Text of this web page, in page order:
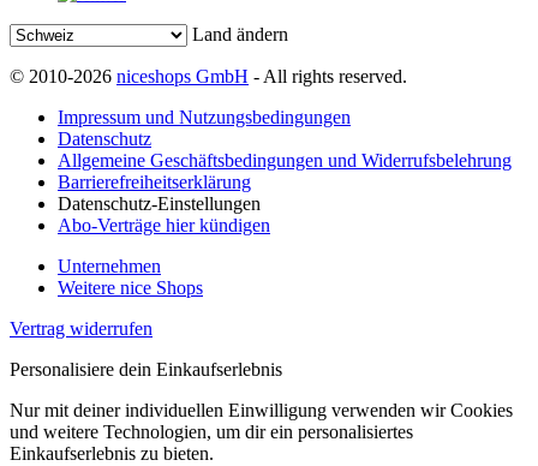
Land ändern
© 2010-2026 niceshops GmbH - All rights reserved.
Impressum und Nutzungsbedingungen
Datenschutz
Allgemeine Geschäftsbedingungen und Widerrufsbelehrung
Barrierefreiheitserklärung
Datenschutz-Einstellungen
Abo-Verträge hier kündigen
Unternehmen
Weitere nice Shops
Vertrag widerrufen
Personalisiere dein Einkaufserlebnis
Nur mit deiner individuellen Einwilligung verwenden wir Cookies
und weitere Technologien, um dir ein personalisiertes
Einkaufserlebnis zu bieten.